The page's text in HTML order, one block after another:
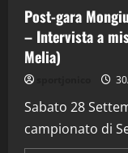
Post-gara
– Intervista a
Melia)
Sabato 28
campionato di
2